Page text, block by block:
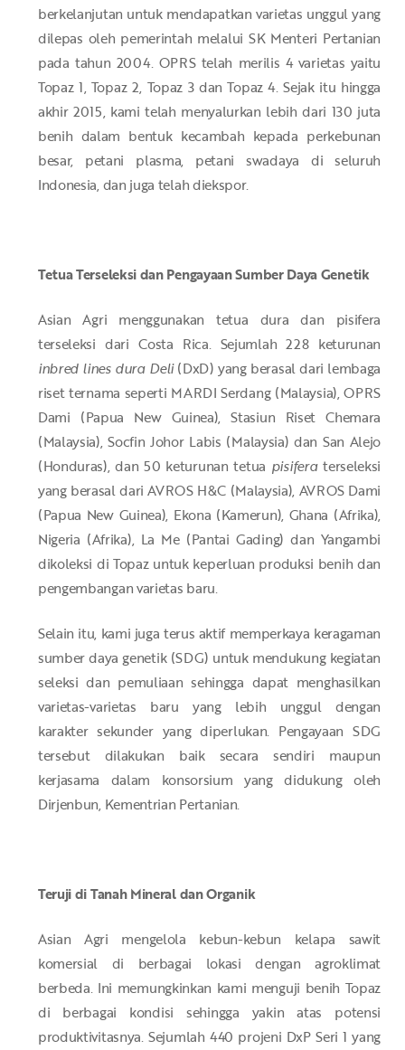
berkelanjutan untuk mendapatkan varietas unggul yang
dilepas oleh pemerintah melalui SK Menteri Pertanian
pada tahun 2004. OPRS telah merilis 4 varietas yaitu
Topaz 1, Topaz 2, Topaz 3 dan Topaz 4. Sejak itu hingga
akhir 2015, kami telah menyalurkan lebih dari 130 juta
benih dalam bentuk kecambah kepada perkebunan
besar, petani plasma, petani swadaya di seluruh
Indonesia, dan juga telah diekspor.
Tetua Terseleksi dan Pengayaan Sumber Daya Genetik
Asian Agri menggunakan tetua dura dan pisifera
terseleksi dari Costa Rica. Sejumlah 228 keturunan
inbred lines dura Deli(DxD) yang berasal dari lembaga
riset ternama seperti MARDI Serdang (Malaysia), OPRS
Dami (Papua New Guinea), Stasiun Riset Chemara
(Malaysia), Socfin Johor Labis (Malaysia) dan San Alejo
(Honduras), dan 50 keturunan tetua pisiferaterseleksi
yang berasal dari AVROS H&C (Malaysia), AVROS Dami
(Papua New Guinea), Ekona (Kamerun), Ghana (Afrika),
Nigeria (Afrika), La Me (Pantai Gading) dan Yangambi
dikoleksi di Topaz untuk keperluan produksi benih dan
pengembangan varietas baru.
Selain itu, kami juga terus aktif memperkaya keragaman
sumber daya genetik (SDG) untuk mendukung kegiatan
seleksi dan pemuliaan sehingga dapat menghasilkan
varietas-varietas baru yang lebih unggul dengan
karakter sekunder yang diperlukan. Pengayaan SDG
tersebut dilakukan baik secara sendiri maupun
kerjasama dalam konsorsium yang didukung oleh
Dirjenbun, Kementrian Pertanian.
Teruji di Tanah Mineral dan Organik
Asian Agri mengelola kebun-kebun kelapa sawit
komersial di berbagai lokasi dengan agroklimat
berbeda. Ini memungkinkan kami menguji benih Topaz
di berbagai kondisi sehingga yakin atas potensi
produktivitasnya. Sejumlah 440 projeni DxP Seri 1 yang